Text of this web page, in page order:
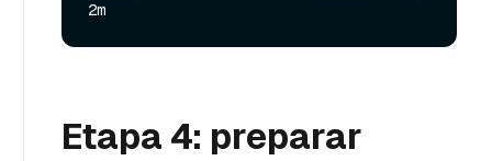
Etapa 4: preparar